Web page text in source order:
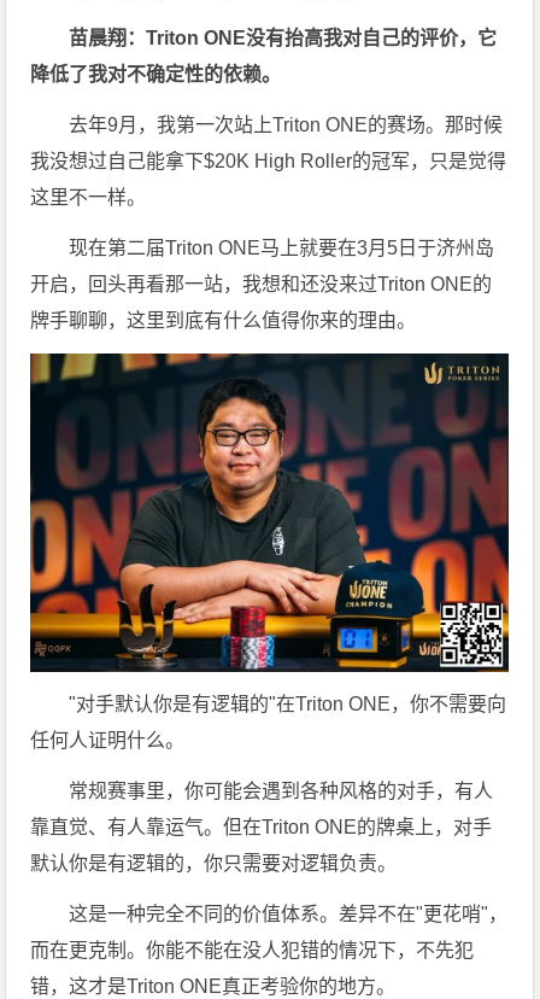
苗晨翔：Triton ONE没有抬高我对自己的评价，它
降低了我对不确定性的依赖。
去年9月，我第一次站上Triton ONE的赛场。那时候
我没想过自己能拿下$20K High Roller的冠军，只是觉得
这里不一样。
现在第二届Triton ONE马上就要在3月5日于济州岛
开启，回头再看那一站，我想和还没来过Triton ONE的
牌手聊聊，这里到底有什么值得你来的理由。
"对手默认你是有逻辑的"在Triton ONE，你不需要向
任何人证明什么。
常规赛事里，你可能会遇到各种风格的对手，有人
靠直觉、有人靠运气。但在Triton ONE的牌桌上，对手
默认你是有逻辑的，你只需要对逻辑负责。
这是一种完全不同的价值体系。差异不在"更花哨"，
而在更克制。你能不能在没人犯错的情况下，不先犯
错，这才是Triton ONE真正考验你的地方。